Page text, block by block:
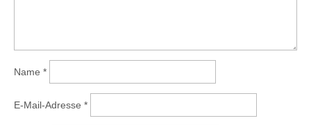
Name *
E-Mail-Adresse *